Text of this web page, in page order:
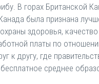
В горах
была признана
здоровья,
платы по
к другу, где
среднее